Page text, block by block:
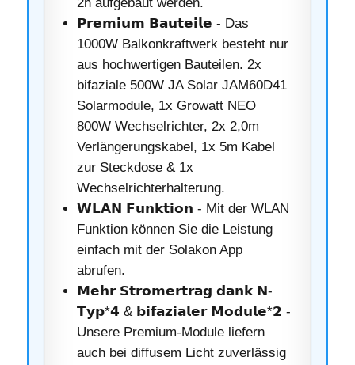
𝗣𝗿𝗲𝗺𝗶𝘂𝗺 𝗕𝗮𝘂𝘁𝗲𝗶𝗹𝗲 - Das
1000W Balkonkraftwerk besteht nur
aus hochwertigen Bauteilen. 2x
bifaziale 500W JA Solar JAM60D41
Solarmodule, 1x Growatt NEO
800W Wechselrichter, 2x 2,0m
Verlängerungskabel, 1x 5m Kabel
zur Steckdose & 1x
Wechselrichterhalterung.
𝗪𝗟𝗔𝗡 𝗙𝘂𝗻𝗸𝘁𝗶𝗼𝗻 - Mit der WLAN
Funktion können Sie die Leistung
einfach mit der Solakon App
abrufen.
𝗠𝗲𝗵𝗿 𝗦𝘁𝗿𝗼𝗺𝗲𝗿𝘁𝗿𝗮𝗴 𝗱𝗮𝗻𝗸 𝗡-
𝗧𝘆𝗽*𝟰 & 𝗯𝗶𝗳𝗮𝘇𝗶𝗮𝗹𝗲𝗿 𝗠𝗼𝗱𝘂𝗹𝗲*𝟮 -
Unsere Premium-Module liefern
auch bei diffusem Licht zuverlässig